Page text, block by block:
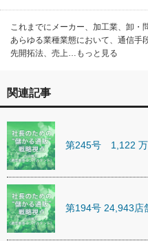
これまでにメーカー、加工業、卸・
あらゆる業種業態において、通信手
先開拓法、売上…もっと見る
関連記事
第245号 1,122 万
第194号 24,943店